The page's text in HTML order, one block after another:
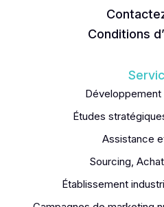
Conditions
Études
Assistance
Sourcing,
Établissement